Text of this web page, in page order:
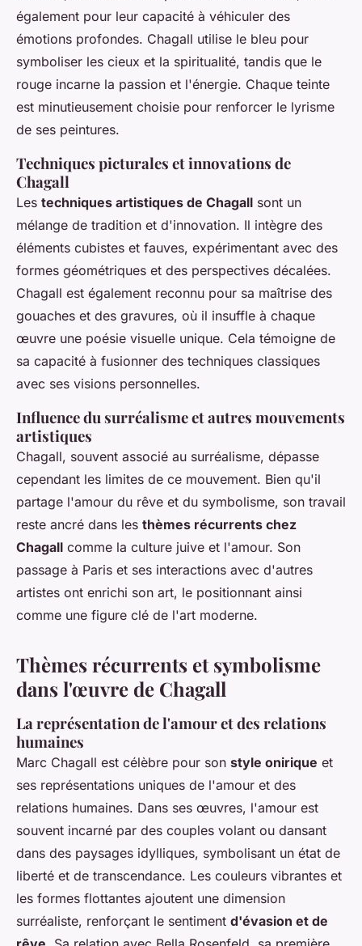
également pour leur capacité à véhiculer des
émotions profondes. Chagall utilise le bleu pour
symboliser les cieux et la spiritualité, tandis que le
rouge incarne la passion et l'énergie. Chaque teinte
est minutieusement choisie pour renforcer le lyrisme
de ses peintures.
Techniques picturales et innovations de
Chagall
Les techniques artistiques de Chagall sont un
mélange de tradition et d'innovation. Il intègre des
éléments cubistes et fauves, expérimentant avec des
formes géométriques et des perspectives décalées.
Chagall est également reconnu pour sa maîtrise des
gouaches et des gravures, où il insuffle à chaque
œuvre une poésie visuelle unique. Cela témoigne de
sa capacité à fusionner des techniques classiques
avec ses visions personnelles.
Influence du surréalisme et autres mouvements
artistiques
Chagall, souvent associé au surréalisme, dépasse
cependant les limites de ce mouvement. Bien qu'il
partage l'amour du rêve et du symbolisme, son travail
reste ancré dans les thèmes récurrents chez
Chagall comme la culture juive et l'amour. Son
passage à Paris et ses interactions avec d'autres
artistes ont enrichi son art, le positionnant ainsi
comme une figure clé de l'art moderne.
Thèmes récurrents et symbolisme
dans l'œuvre de Chagall
La représentation de l'amour et des relations
humaines
Marc Chagall est célèbre pour son style onirique et
ses représentations uniques de l'amour et des
relations humaines. Dans ses œuvres, l'amour est
souvent incarné par des couples volant ou dansant
dans des paysages idylliques, symbolisant un état de
liberté et de transcendance. Les couleurs vibrantes et
les formes flottantes ajoutent une dimension
surréaliste, renforçant le sentiment d'évasion et de